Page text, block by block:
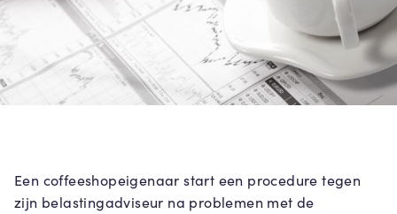
Een coffeeshopeigenaar start een procedure tegen
zijn belastingadviseur na problemen met de